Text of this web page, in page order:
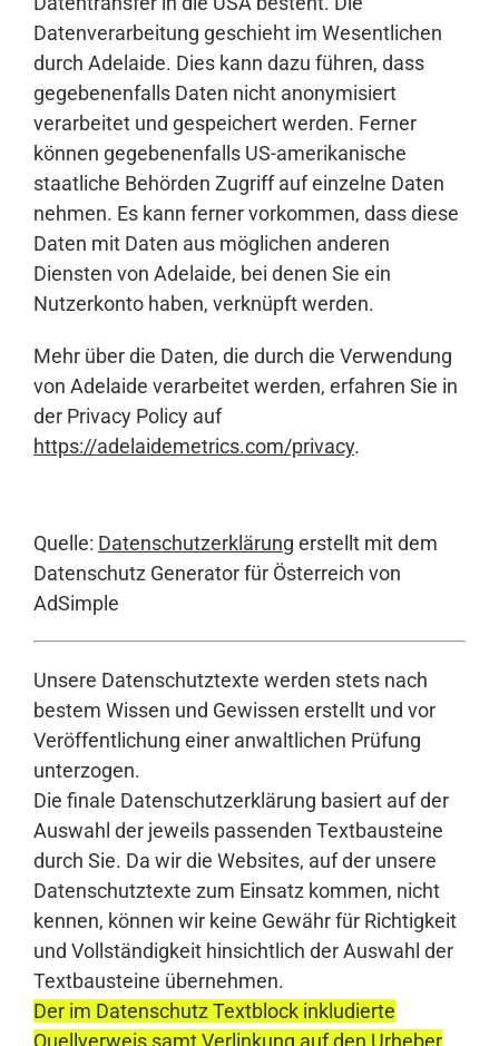
Datenverarbeitung geschieht im Wesentlichen
durch Adelaide. Dies kann dazu führen, dass
gegebenenfalls Daten nicht anonymisiert
verarbeitet und gespeichert werden. Ferner
können gegebenenfalls US-amerikanische
staatliche Behörden Zugriff auf einzelne Daten
nehmen. Es kann ferner vorkommen, dass diese
Daten mit Daten aus möglichen anderen
Diensten von Adelaide, bei denen Sie ein
Nutzerkonto haben, verknüpft werden.
Mehr über die Daten, die durch die Verwendung
von Adelaide verarbeitet werden, erfahren Sie in
der Privacy Policy auf
https://adelaidemetrics.com/privacy.
Quelle: Datenschutzerklärung erstellt mit dem
Datenschutz Generator für Österreich von
AdSimple
Unsere Datenschutztexte werden stets nach
bestem Wissen und Gewissen erstellt und vor
Veröffentlichung einer anwaltlichen Prüfung
unterzogen.
Die finale Datenschutzerklärung basiert auf der
Auswahl der jeweils passenden Textbausteine
durch Sie. Da wir die Websites, auf der unsere
Datenschutztexte zum Einsatz kommen, nicht
kennen, können wir keine Gewähr für Richtigkeit
und Vollständigkeit hinsichtlich der Auswahl der
Textbausteine übernehmen.
Der im Datenschutz Textblock inkludierte
Quellverweis samt Verlinkung auf den Urheber